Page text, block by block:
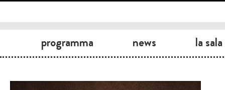
programma news la sala